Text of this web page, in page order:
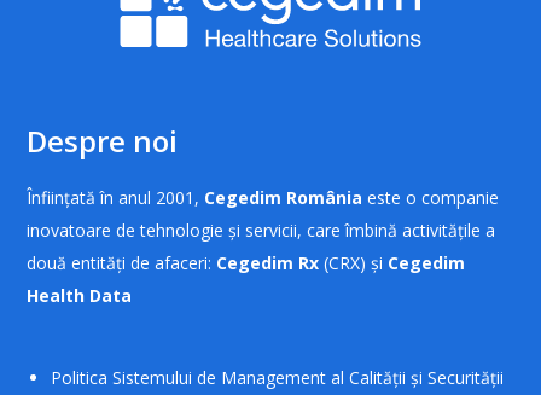
Despre noi
Înființată în anul 2001, Cegedim România este o companie
inovatoare de tehnologie și servicii, care îmbină activitățile a
două entități de afaceri: Cegedim Rx (CRX) și Cegedim
Health Data
Politica Sistemului de Management al Calității și Securității